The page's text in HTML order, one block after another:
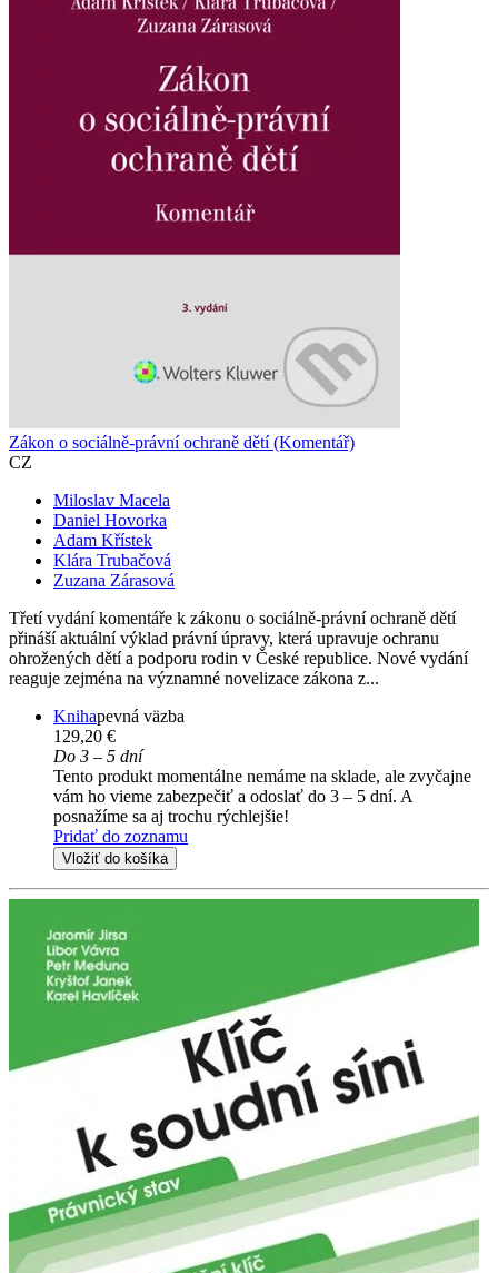
Zákon o sociálně-právní ochraně dětí (Komentář)
CZ
Miloslav Macela
Daniel Hovorka
Adam Křístek
Klára Trubačová
Zuzana Zárasová
Třetí vydání komentáře k zákonu o sociálně-právní ochraně dětí
přináší aktuální výklad právní úpravy, která upravuje ochranu
ohrožených dětí a podporu rodin v České republice. Nové vydání
reaguje zejména na významné novelizace zákona z...
Knihapevná väzba
129,20 €
Do 3 – 5 dní
Tento produkt momentálne nemáme na sklade, ale zvyčajne
vám ho vieme zabezpečiť a odoslať do 3 – 5 dní. A
posnažíme sa aj trochu rýchlejšie!
Pridať do zoznamu
Vložiť do košíka